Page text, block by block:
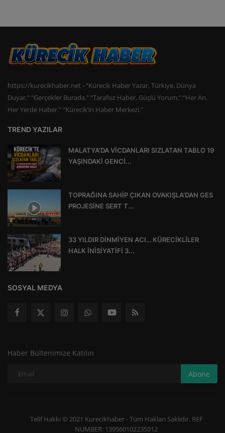
https://kurecikhaber.net - “Kürecik Haber Yazar, Türkiye, Dünya
Duyar.” “Gerçekler Burada.” “Tarafsız Haber, Güçlü Yorum.” “Her An,
Her Yerde Haber.” “Kürecik’in Haber Merkezi.”
TREND YAZILAR
MALATYA’DA VİCDANLARI SIZLATAN TABLO 19
YAŞINDAKİ GENCİ...
TOPRAĞINA SAHİP ÇIKAN OVAKIŞLA’DAN GES
PROJESİNE SERT T...
33 YILDIR DİNMİYEN ACI… KÜRECİKLİLER
HALK İNİSİYATİFİ 3...
SOSYAL MEDYA
Haber Bültenimize Katılın
Abone
Telif Hakkı © 2021 Kurecikhaber - Tüm Hakları Saklıdır. REF
NUMBER: 13956010223S012